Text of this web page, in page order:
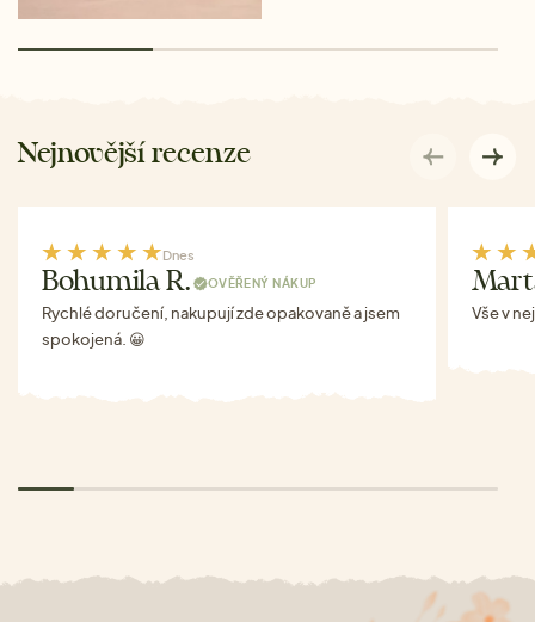
Nejnovější recenze
Dnes
Bohumila R. OVĚŘENÝ NÁKUP
Rychlé doručení, nakupují zde opakovaně a jsem
spokojená. 😀
Vše v